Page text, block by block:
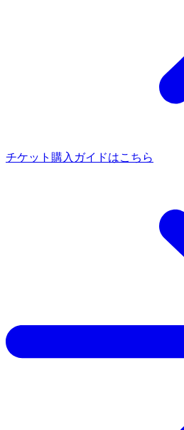
チケット購入ガイドはこちら